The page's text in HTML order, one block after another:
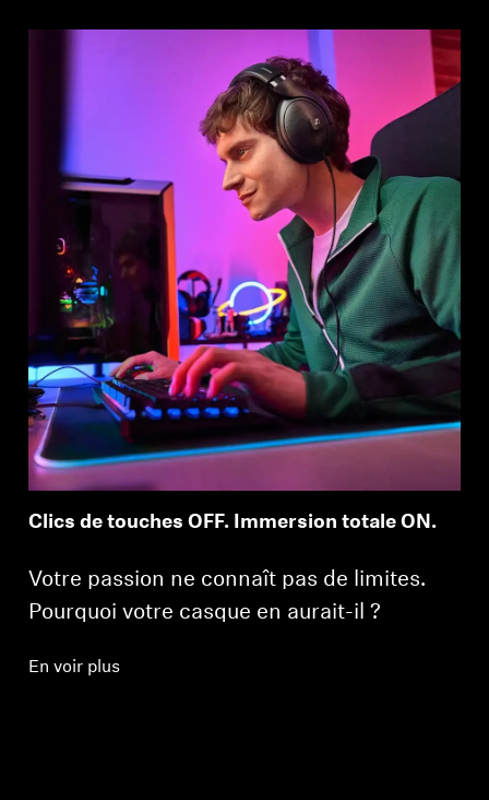
Clics de touches OFF. Immersion totale ON.
Votre passion ne connaît pas de limites.
Pourquoi votre casque en aurait-il ?
En voir plus